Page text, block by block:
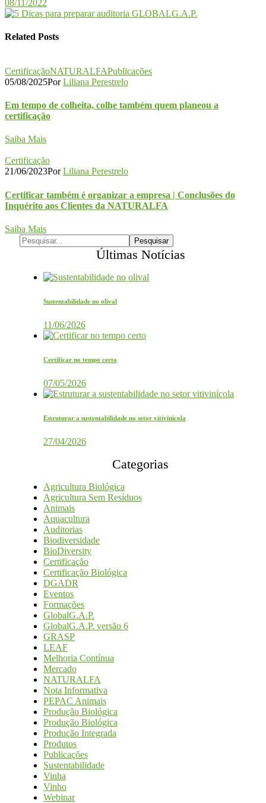
08/11/2022
Related Posts
CertificaçãoNATURALFAPublicações
05/08/2025PorLiliana Perestrelo
Em tempo de colheita, colhe também quem planeou a
certificação
Saiba Mais
Certificação
21/06/2023PorLiliana Perestrelo
Certificar também é organizar a empresa | Conclusões do
Inquérito aos Clientes da NATURALFA
Saiba Mais
Últimas Notícias
Sustentabilidade no olival
11/06/2026
Certificar no tempo certo
07/05/2026
Estruturar a sustentabilidade no setor vitivinícola
27/04/2026
Categorias
Agricultura Biológica
Agricultura Sem Resíduos
Animais
Aquacultura
Auditorias
Biodiversidade
BioDiversity
Certificação
Certificação Biológica
DGADR
Eventos
Formações
GlobalG.A.P.
GlobalG.A.P. versão 6
GRASP
LEAF
Melhoria Contínua
Mercado
NATURALFA
Nota Informativa
PEPAC Animais
Produção Biológica
Produção Biológica
Produção Integrada
Produtos
Publicações
Sustentabilidade
Vinha
Vinho
Webinar